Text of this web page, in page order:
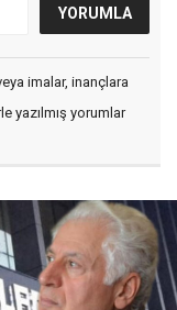
imalar, inançlara
yazılmış yorumlar